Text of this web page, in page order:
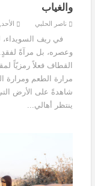
والغياب
ناصر الحلبي الأحد, 09 تشرين 2 2025
في ريف السويداء،
وعصره، بل مرآةً لفقدٍ.
القطاف فعلاً رمزيّاً
مرارة الطعم ومرارة
شاهدةً على الأرض
ينتظر أهالي...